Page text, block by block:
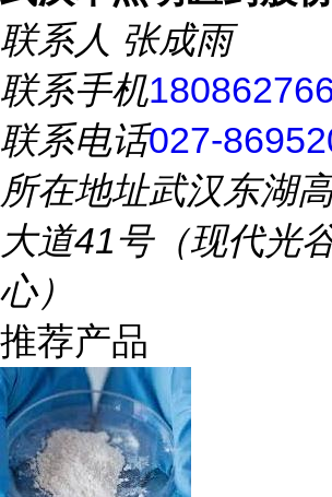
联系人 张成雨
联系手机
联系电话027-
所在地址武汉东湖
大道41号（现代光
心）
推荐产品